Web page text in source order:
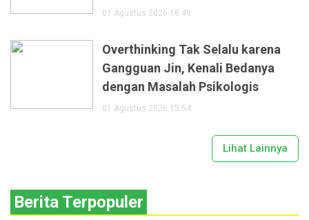
01 Agustus 2026 18:49
Overthinking Tak Selalu karena
Gangguan Jin, Kenali Bedanya
dengan Masalah Psikologis
01 Agustus 2026 15:54
Lihat Lainnya
Berita Terpopuler